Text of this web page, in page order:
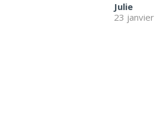
Julie
23 janvier